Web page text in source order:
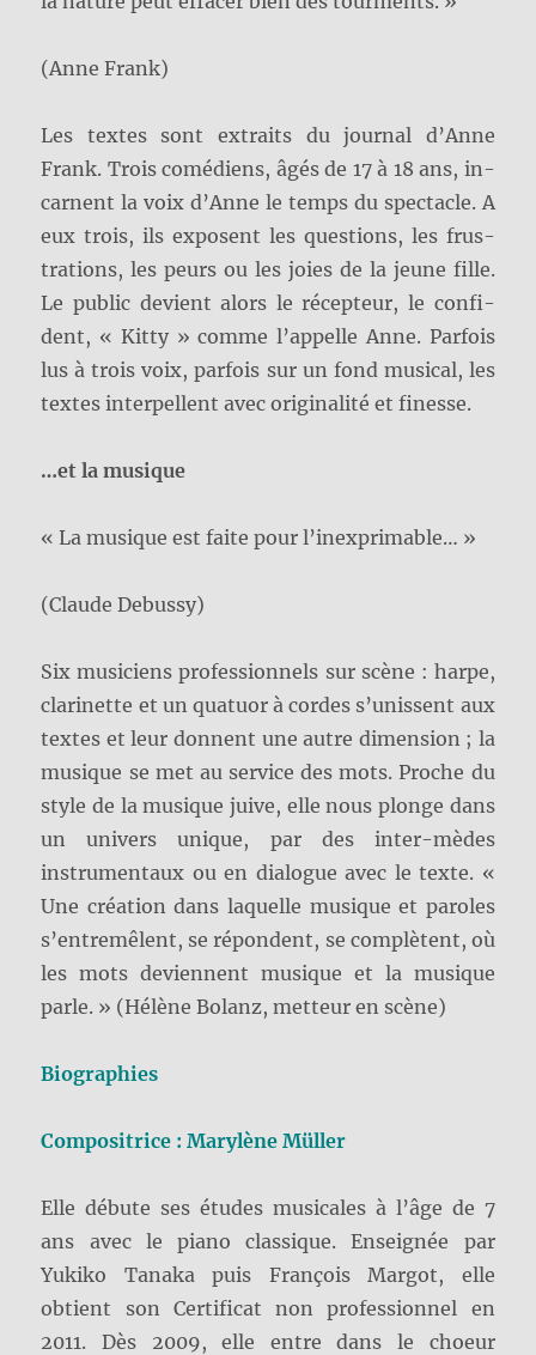
(Anne Frank)
Les textes sont extraits du journal d’Anne
Frank. Trois comédiens, âgés de 17 à 18 ans, in-
carnent la voix d’Anne le temps du spectacle. A
eux trois, ils exposent les questions, les frus-
trations, les peurs ou les joies de la jeune fille.
Le public devient alors le récepteur, le confi-
dent, « Kitty » comme l’appelle Anne. Parfois
lus à trois voix, parfois sur un fond musical, les
textes interpellent avec originalité et finesse.
…et la musique
« La musique est faite pour l’inexprimable… »
(Claude Debussy)
Six musiciens professionnels sur scène : harpe,
clarinette et un quatuor à cordes s’unissent aux
textes et leur donnent une autre dimension ; la
musique se met au service des mots. Proche du
style de la musique juive, elle nous plonge dans
un univers unique, par des inter-mèdes
instrumentaux ou en dialogue avec le texte. «
Une création dans laquelle musique et paroles
s’entremêlent, se répondent, se complètent, où
les mots deviennent musique et la musique
parle. » (Hélène Bolanz, metteur en scène)
Biographies
Compositrice : Marylène Müller
Elle débute ses études musicales à l’âge de 7
ans avec le piano classique. Enseignée par
Yukiko Tanaka puis François Margot, elle
obtient son Certificat non professionnel en
2011. Dès 2009, elle entre dans le choeur